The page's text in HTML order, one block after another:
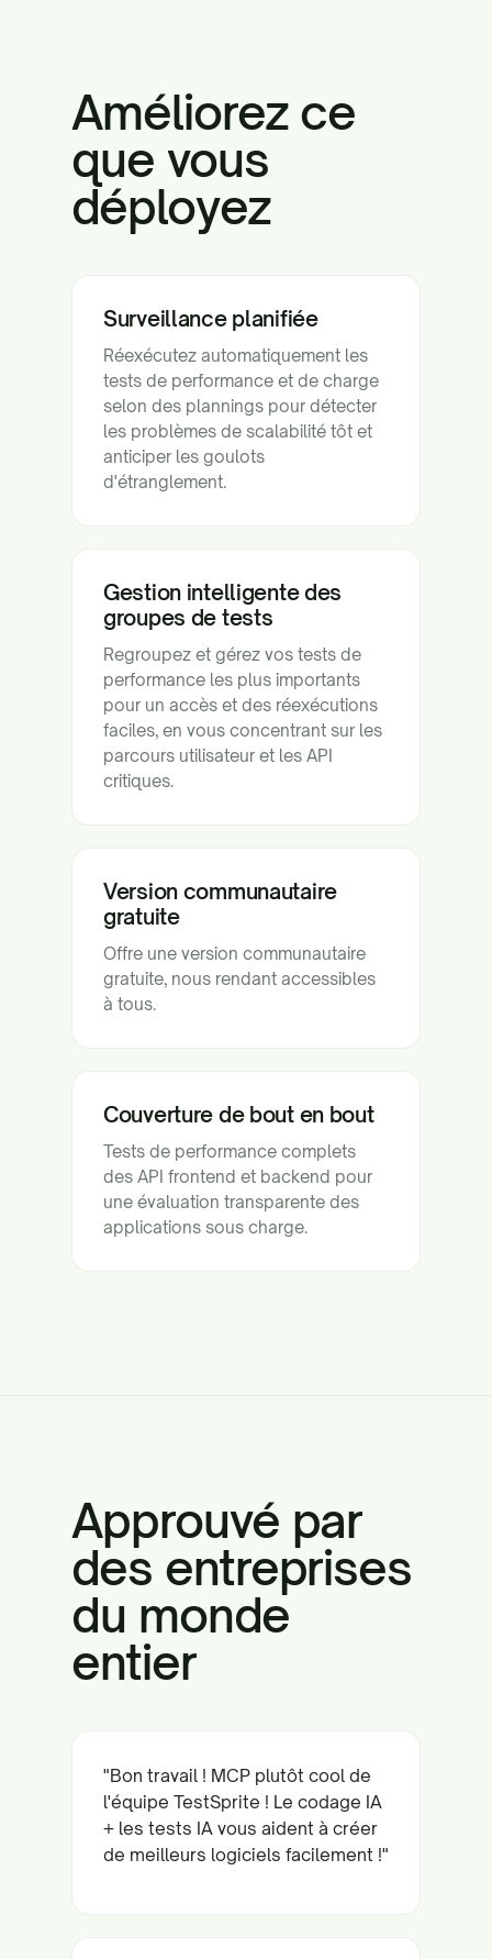
Améliorez ce
que vous
déployez
Surveillance planifiée
Réexécutez automatiquement les
tests de performance et de charge
selon des plannings pour détecter
les problèmes de scalabilité tôt et
anticiper les goulots
d'étranglement.
Gestion intelligente des
groupes de tests
Regroupez et gérez vos tests de
performance les plus importants
pour un accès et des réexécutions
faciles, en vous concentrant sur les
parcours utilisateur et les API
critiques.
Version communautaire
gratuite
Offre une version communautaire
gratuite, nous rendant accessibles
à tous.
Couverture de bout en bout
Tests de performance complets
des API frontend et backend pour
une évaluation transparente des
applications sous charge.
Approuvé par
des entreprises
du monde
entier
"Bon travail ! MCP plutôt cool de
l'équipe TestSprite ! Le codage IA
+ les tests IA vous aident à créer
de meilleurs logiciels facilement !"